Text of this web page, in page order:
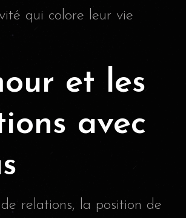
qui colore leur vie
et les
avec
relations, la position de